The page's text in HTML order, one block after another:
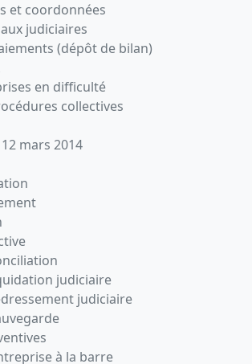
et coordonnées
judiciaires
(dépôt de bilan)
en difficulté
collectives
mars 2014
judiciaire
judiciaire
à la barre